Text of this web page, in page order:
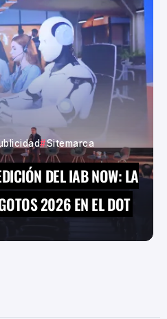
Sitemarca
DEL IAB NOW: LA
2026 EN EL DOT